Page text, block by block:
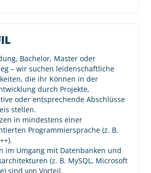
Bachelor, Master oder
– wir suchen leidenschaftliche
die ihr Können in der
durch Projekte,
oder entsprechende Abschlüsse
stellen.
in mindestens einer
Programmiersprache (z. B.
im Umgang mit Datenbanken und
(z. B. MySQL, Microsoft
sind von Vorteil.